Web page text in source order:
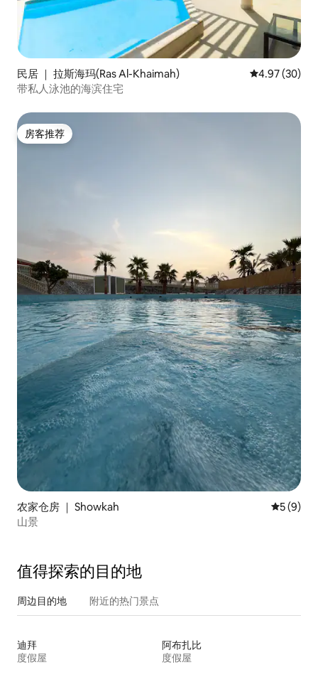
民居 ｜ 拉斯海玛(Ras Al-Khaimah) 平均评分
4.97 (30)
带私人泳池的海滨住宅
房客推荐
房客推荐
农家仓房 ｜ Showkah 平均评分
5 (9)
山景
值得探索的目的地
周边目的地 附近的热门景点
迪拜
度假屋
阿布扎比
度假屋